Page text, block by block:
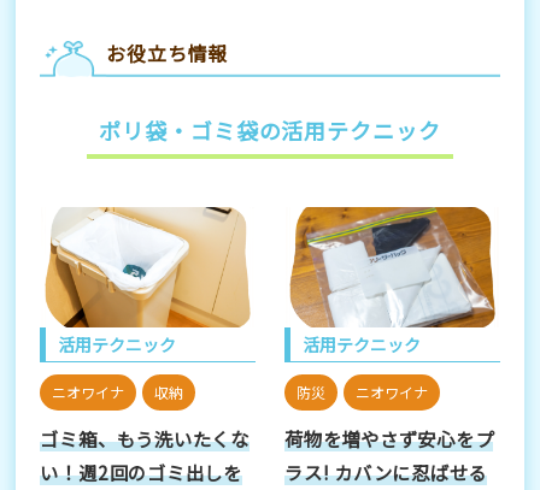
お役立ち情報
ポリ袋・ゴミ袋の活用テクニック
活用テクニック
ニオワイナ 収納
ゴミ箱、もう洗いたくな
い！週2回のゴミ出しを
活用テクニック
防災 ニオワイナ
荷物を増やさず安心をプ
ラス! カバンに忍ばせる